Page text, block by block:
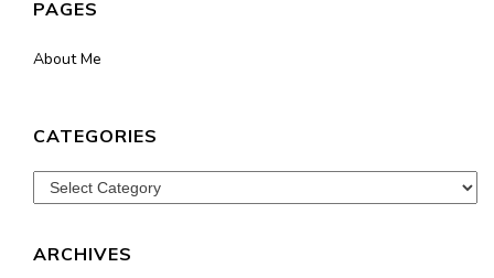
PAGES
About Me
CATEGORIES
Categories
ARCHIVES